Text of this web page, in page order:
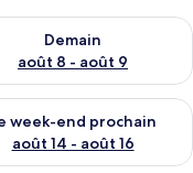
7 - août 8
Demain
août 8 - août 9
la disponibilité pour
août 7 - août 9
week-end prochain
août 14 - août 16
la disponibilité pour